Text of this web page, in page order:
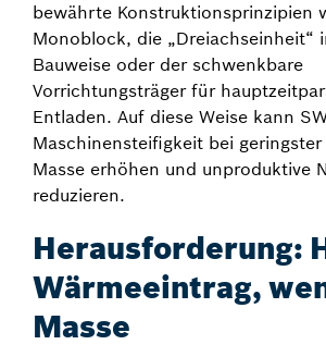
bewährte Konstruktionsprinzipien
Monoblock, die „Dreiachseinheit“
Bauweise oder der schwenkbare
Vorrichtungsträger für
Entladen. Auf diese Weise kann
Maschinensteifigkeit bei
Masse erhöhen und unproduktive
reduzieren.
Herausforderung:
Wärmeeintrag,
Masse